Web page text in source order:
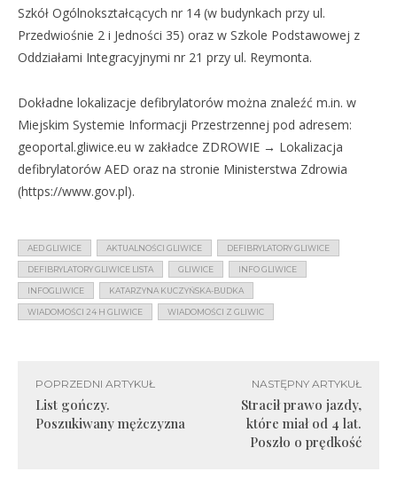
Szkół Ogólnokształcących nr 14 (w budynkach przy ul.
Przedwiośnie 2 i Jedności 35) oraz w Szkole Podstawowej z
Oddziałami Integracyjnymi nr 21 przy ul. Reymonta.
Dokładne lokalizacje defibrylatorów można znaleźć m.in. w
Miejskim Systemie Informacji Przestrzennej pod adresem:
geoportal.gliwice.eu w zakładce ZDROWIE → Lokalizacja
defibrylatorów AED oraz na stronie Ministerstwa Zdrowia
(https://www.gov.pl).
AED GLIWICE AKTUALNOŚCI GLIWICE DEFIBRYLATORY GLIWICE
DEFIBRYLATORY GLIWICE LISTA GLIWICE INFO GLIWICE
INFOGLIWICE KATARZYNA KUCZYŃSKA-BUDKA
WIADOMOŚCI 24 H GLIWICE WIADOMOŚCI Z GLIWIC
POPRZEDNI ARTYKUŁ
List gończy.
Poszukiwany mężczyzna
NASTĘPNY ARTYKUŁ
Stracił prawo jazdy,
które miał od 4 lat.
Poszło o prędkość